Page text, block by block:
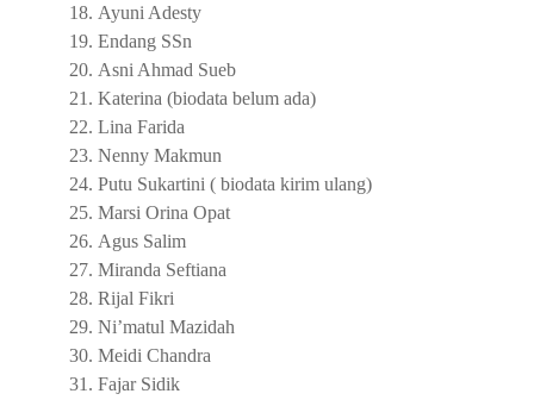
18. Ayuni Adesty
19. Endang SSn
20. Asni Ahmad Sueb
21. Katerina (biodata belum ada)
22. Lina Farida
23. Nenny Makmun
24. Putu Sukartini ( biodata kirim ulang)
25. Marsi Orina Opat
26. Agus Salim
27. Miranda Seftiana
28. Rijal Fikri
29. Ni’matul Mazidah
30. Meidi Chandra
31. Fajar Sidik